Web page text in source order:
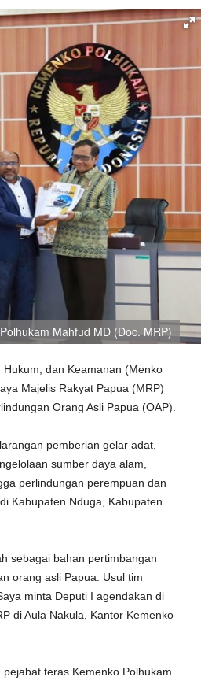
Mahfud MD (Doc. MRP)
dan Keamanan (Menko
Majelis Rakyat Papua (MRP)
Orang Asli Papua (OAP).
pemberian gelar adat,
sumber daya alam,
perlindungan perempuan dan
Kabupaten Nduga, Kabupaten
sebagai bahan pertimbangan
orang asli Papua. Usul tim
minta Deputi I agendakan di
di Aula Nakula, Kantor Kemenko
teras Kemenko Polhukam.